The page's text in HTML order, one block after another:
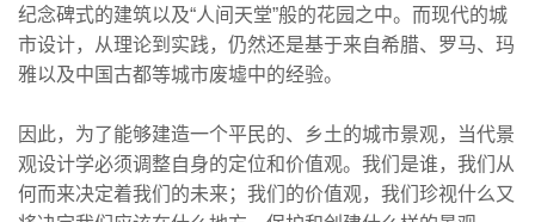
纪念碑式的建筑以及“人间天堂”般的花园之中。而现代的城
市设计，从理论到实践，仍然还是基于来自希腊、罗马、玛
雅以及中国古都等城市废墟中的经验。
因此，为了能够建造一个平民的、乡土的城市景观，当代景
观设计学必须调整自身的定位和价值观。我们是谁，我们从
何而来决定着我们的未来；我们的价值观，我们珍视什么又